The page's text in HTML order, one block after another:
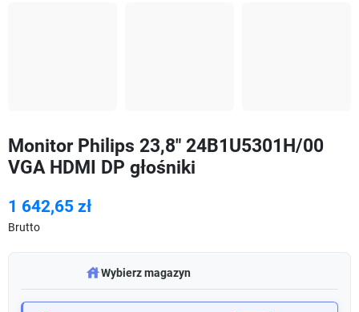
Monitor Philips 23,8" 24B1U5301H/00
VGA HDMI DP głośniki
1 642,65 zł
Brutto
warehouseWybierz magazyn